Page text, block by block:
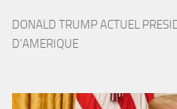
DONALD TRUMP ACTUEL
D'AMERIQUE